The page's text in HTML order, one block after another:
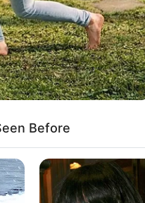
est assurément un jeu
6 GREY FIGHTER
du jour se trouve plus bas
logique du
Before